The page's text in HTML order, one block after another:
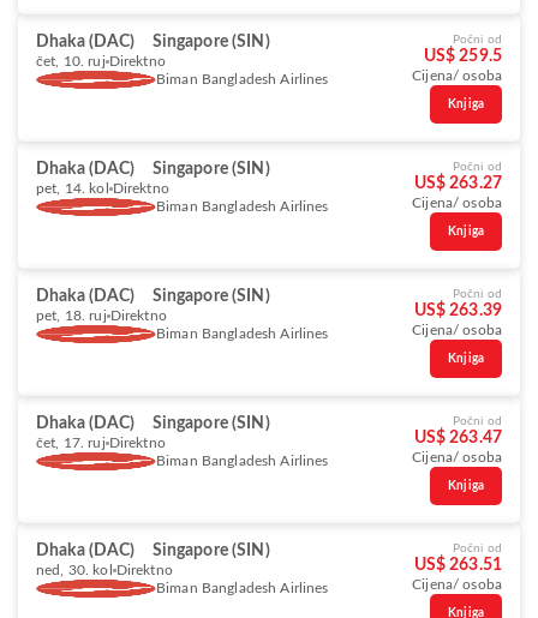
Dhaka (DAC) Singapore (SIN)
čet, 10. ruj Direktno
Biman Bangladesh Airlines
Počni od
US$ 259.5
Cijena/ osoba
Knjiga
Dhaka (DAC) Singapore (SIN)
pet, 14. kol Direktno
Biman Bangladesh Airlines
Počni od
US$ 263.27
Cijena/ osoba
Knjiga
Dhaka (DAC) Singapore (SIN)
pet, 18. ruj Direktno
Biman Bangladesh Airlines
Počni od
US$ 263.39
Cijena/ osoba
Knjiga
Dhaka (DAC) Singapore (SIN)
čet, 17. ruj Direktno
Biman Bangladesh Airlines
Počni od
US$ 263.47
Cijena/ osoba
Knjiga
Dhaka (DAC) Singapore (SIN)
ned, 30. kol Direktno
Biman Bangladesh Airlines
Počni od
US$ 263.51
Cijena/ osoba
Knjiga